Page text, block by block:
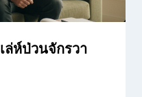
ล่ห์ป่วนจักรวา